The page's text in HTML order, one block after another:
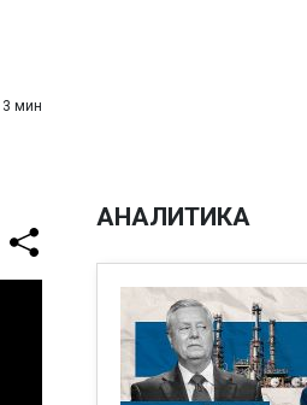
3 мин
АНАЛИТИКА